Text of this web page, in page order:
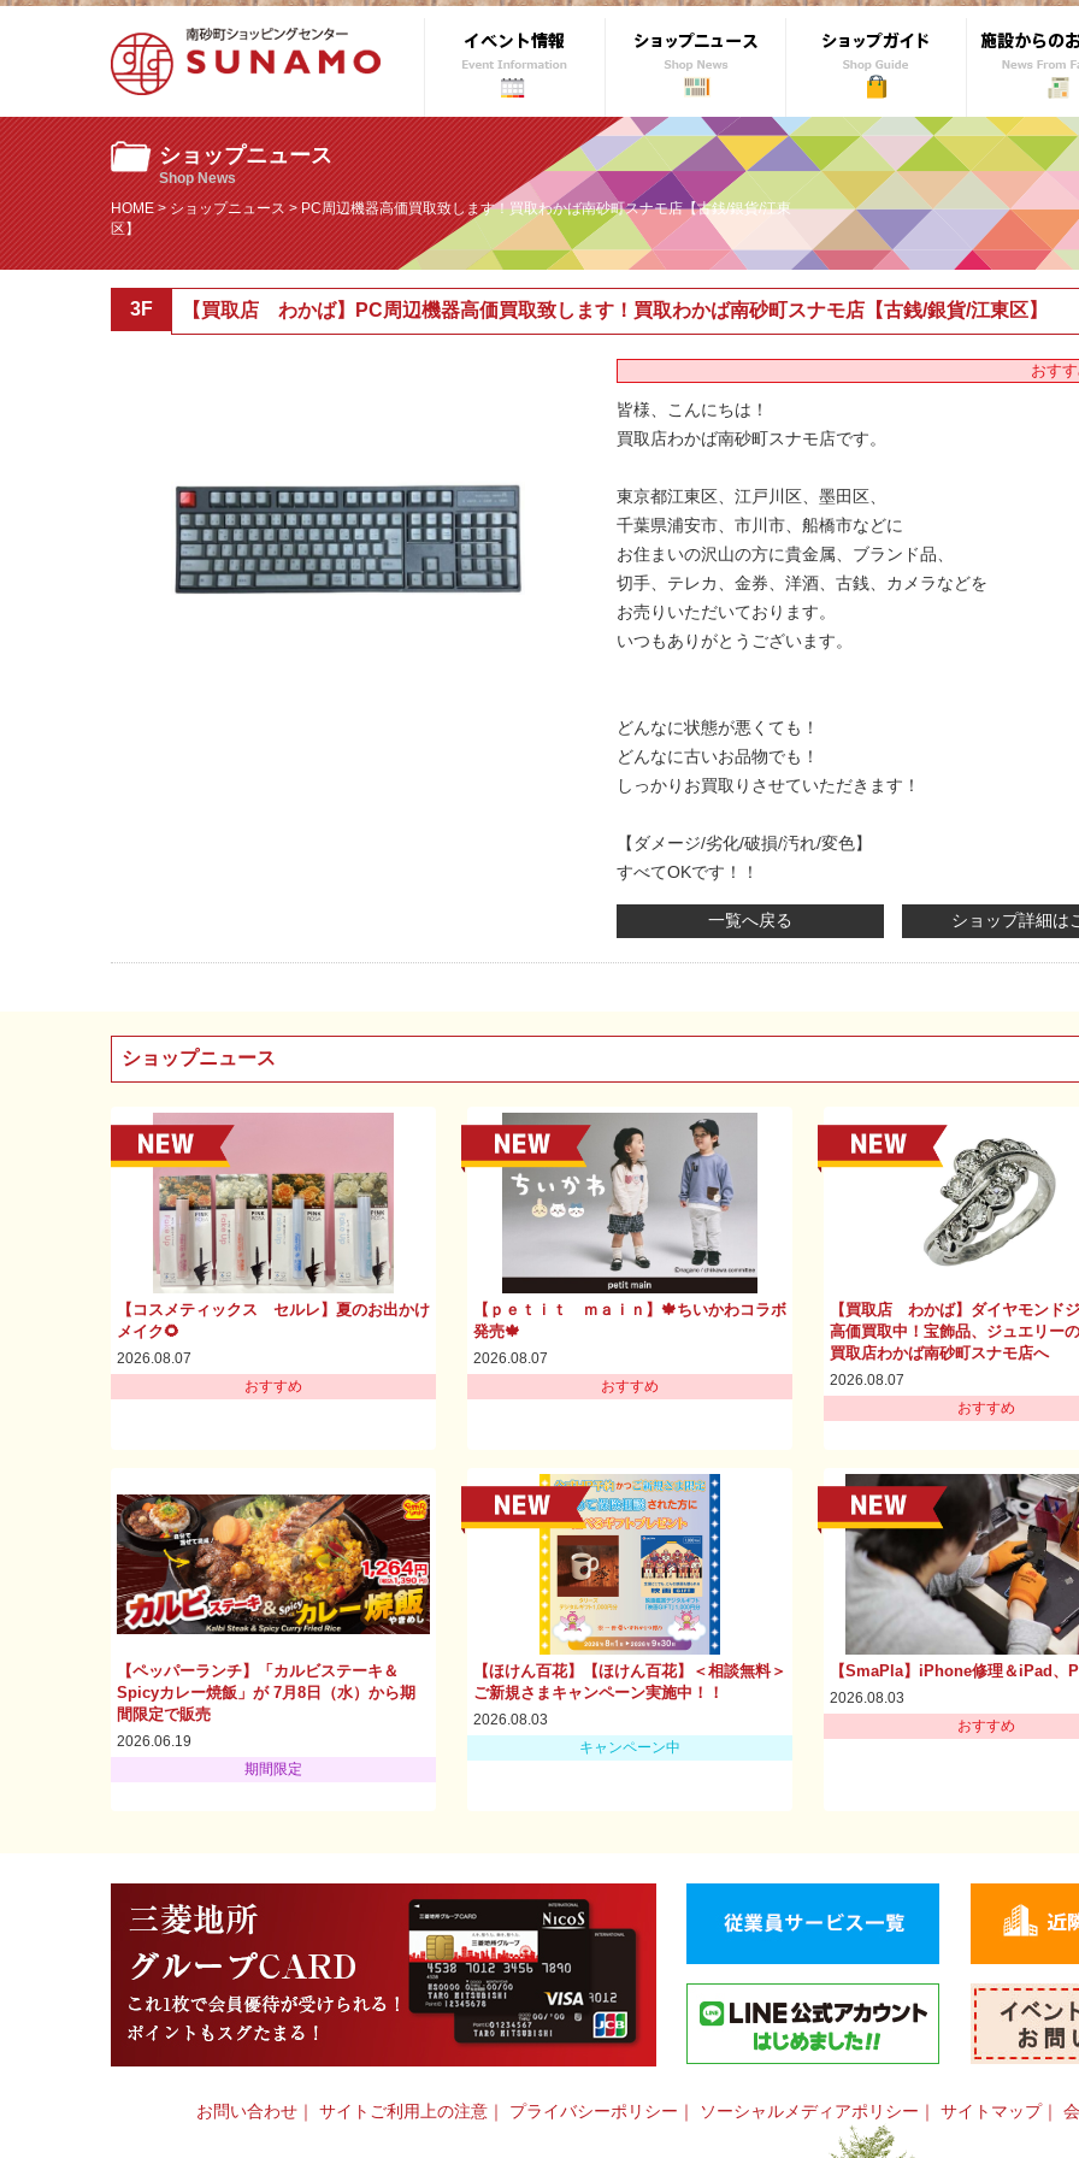
ショップニュース
Shop News
HOME>ショップニュース> PC周辺機器高価買取致します！買取わかば南砂町スナモ店【古銭/銀貨/江東
区】
3F 【買取店 わかば】PC周辺機器高価買取致します！買取わかば南砂町スナモ店【古銭/銀貨/江東区】
おす
皆様、こんにちは！
買取店わかば南砂町スナモ店です。
東京都江東区、江戸川区、墨田区、
千葉県浦安市、市川市、船橋市などに
お住まいの沢山の方に貴金属、ブランド品、
切手、テレカ、金券、洋酒、古銭、カメラなどを
お売りいただいております。
いつもありがとうございます。
どんなに状態が悪くても！
どんなに古いお品物でも！
しっかりお買取りさせていただきます！
【ダメージ/劣化/破損/汚れ/変色】
すべてOKです！！
一覧へ戻る ショップ詳細は
ショップニュース
【コスメティックス セルレ】夏のお出かけ
メイク🌻
2026.08.07
おすすめ
【ｐｅｔｉｔ ｍａｉｎ】🍁ちいかわコラボ
発売🍁
2026.08.07
おすすめ
【買取店 わかば】ダイヤモンド
高価買取中！宝飾品、ジュエリー
買取店わかば南砂町スナモ店へ
2026.08.07
おすすめ
【ペッパーランチ】「カルビステーキ＆
Spicyカレー焼飯」が 7月8日（水）から期
間限定で販売
2026.06.19
期間限定
【ほけん百花】【ほけん百花】＜相談無料＞
ご新規さまキャンペーン実施中！！
2026.08.03
キャンペーン中
【SmaPla】iPhone修理＆iPad、
2026.08.03
おすすめ
お問い合わせ ｜ サイトご利用上の注意 ｜ プライバシーポリシー ｜ ソーシャルメディアポリシー ｜ サイトマップ｜